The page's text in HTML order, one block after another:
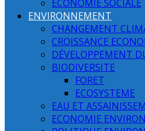
ÉCONOMIE SOCIALE
ENVIRONNEMENT
CHANGEMENT
CROISSANCE
DÉVELOPPEMENT
BIODIVERSITE
FORET
ECOSYSTEME
EAU ET
ECONOMIE